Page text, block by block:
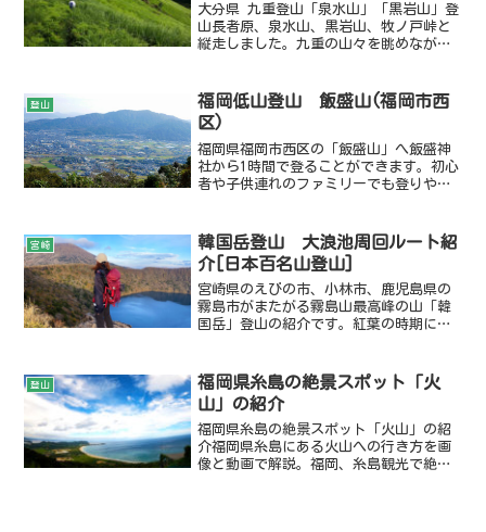
大分県 九重登山「泉水山」「黒岩山」登
山長者原、泉水山、黒岩山、牧ノ戸峠と
縦走しました。九重の山々を眺めながら
登山
福岡低山登山 飯盛山(福岡市西
区)
福岡県福岡市西区の「飯盛山」へ飯盛神
社から1時間で登ることができます。初心
者や子供連れのファミリーでも登りやす
宮崎
韓国岳登山 大浪池周回ルート紹
介[日本百名山登山]
宮崎県のえびの市、小林市、鹿児島県の
霧島市がまたがる霧島山最高峰の山「韓
国岳」登山の紹介です。紅葉の時期に登
ら登っています。
登山
福岡県糸島の絶景スポット「火
山」の紹介
福岡県糸島の絶景スポット「火山」の紹
介福岡県糸島にある火山への行き方を画
像と動画で解説。福岡、糸島観光で絶景